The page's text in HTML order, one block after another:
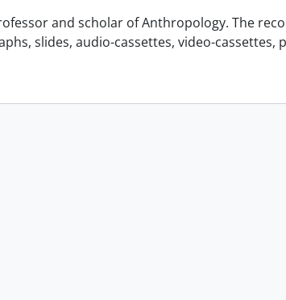
and scholar of Anthropology. The
slides, audio-cassettes, video-cassettes,